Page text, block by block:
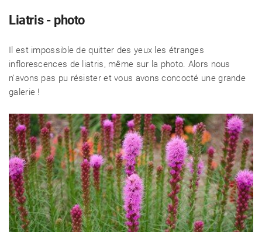
Liatris - photo
Il est impossible de quitter des yeux les étranges
inflorescences de liatris, même sur la photo. Alors nous
n'avons pas pu résister et vous avons concocté une grande
galerie !